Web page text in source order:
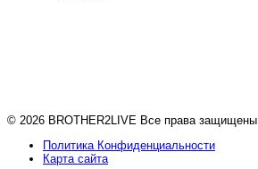
© 2026 BROTHER2LIVE Все права защищены.
Политика Конфиденциальности
Карта сайта